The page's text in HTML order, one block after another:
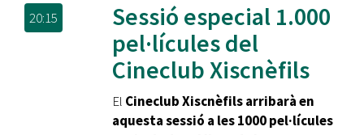
20:15
Sessió especial 1.000
pel·lícules del
Cineclub Xiscnèfils
El Cineclub Xiscnèfils arribarà en
aquesta sessió a les 1000 pel·lícules